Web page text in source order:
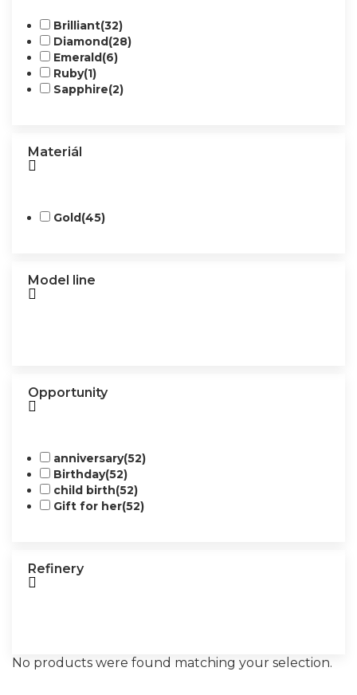
Brilliant(32)
Diamond(28)
Emerald(6)
Ruby(1)
Sapphire(2)
Materiál
Gold(45)
Model line
Opportunity
anniversary(52)
Birthday(52)
child birth(52)
Gift for her(52)
Refinery
No products were found matching your selection.